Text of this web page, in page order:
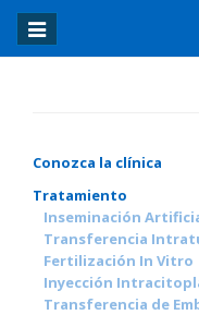
Toggle
navigation
Conozca la clínica
Tratamiento
Inseminación
Transferencia
Fertilización In Vitro
Inyección
Transferencia de